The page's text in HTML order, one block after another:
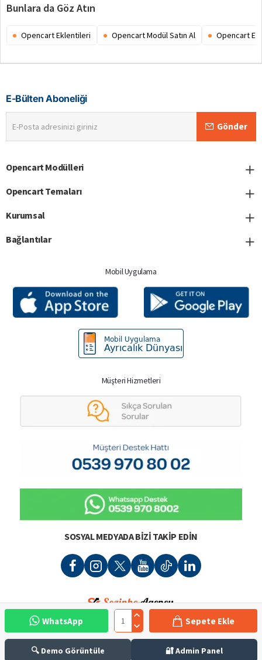
WhatsApp Sepete Ekle
🔍 Demo Görüntüle 🔐 Admin Panel
Bunlara da Göz Atın
Opencart Eklentileri Opencart Modül Satın Al Opencart
E-Bülten Aboneliği
Posta
adresinizi
Gönder
Opencart Modülleri
Opencart Temaları
Kurumsal
Bağlantılar
Mobil Uygulama
Müşteri Hizmetleri
SOSYAL MEDYADA BIZI TAKIP EDIN